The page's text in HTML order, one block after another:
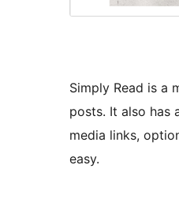
Simply Read is a
posts. It also has
media links,
easy.